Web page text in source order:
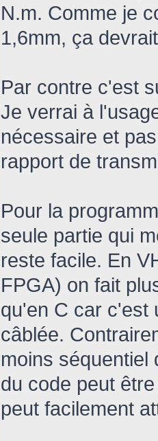
N.m. Comme je
1,6mm, ça
Par contre c'est
Je verrai à
nécessaire et
rapport de
Pour la
seule partie qui
reste facile. En
FPGA) on fait
qu'en C car c'est
câblée.
moins séquentiel
du code peut
peut facilement